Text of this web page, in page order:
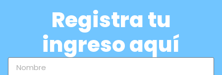
Registra tu
ingreso aquí